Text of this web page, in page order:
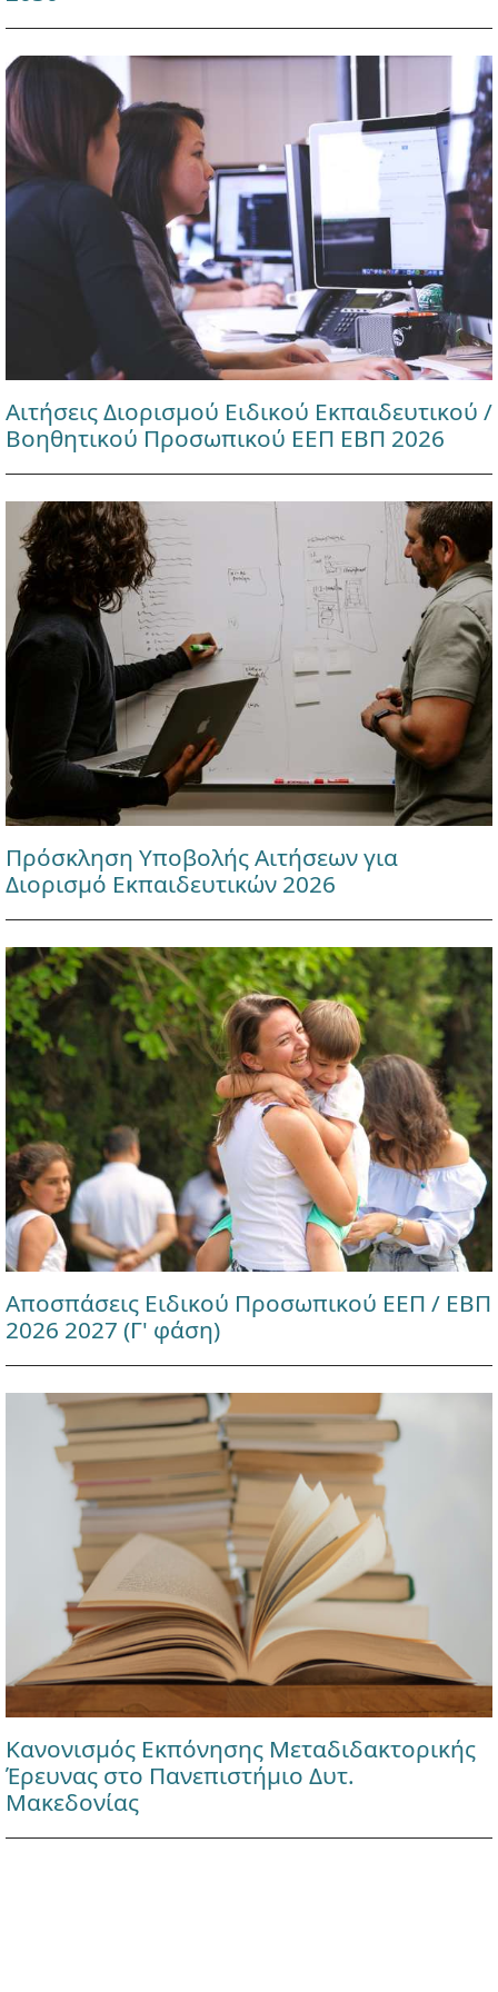
Αιτήσεις Διορισμού Ειδικού Εκπαιδευτικού /
Βοηθητικού Προσωπικού ΕΕΠ ΕΒΠ 2026
Πρόσκληση Υποβολής Αιτήσεων για
Διορισμό Εκπαιδευτικών 2026
Αποσπάσεις Ειδικού Προσωπικού ΕΕΠ / ΕΒΠ
2026 2027 (Γ' φάση)
Κανονισμός Εκπόνησης Μεταδιδακτορικής
Έρευνας στο Πανεπιστήμιο Δυτ.
Μακεδονίας